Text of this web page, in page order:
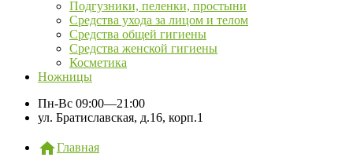
Подгузники, пеленки, простыни
Средства ухода за лицом и телом
Средства общей гигиены
Средства женской гигиены
Косметика
Ножницы
Пн-Вс 09:00—21:00
ул. Братиславская, д.16, корп.1
Главная